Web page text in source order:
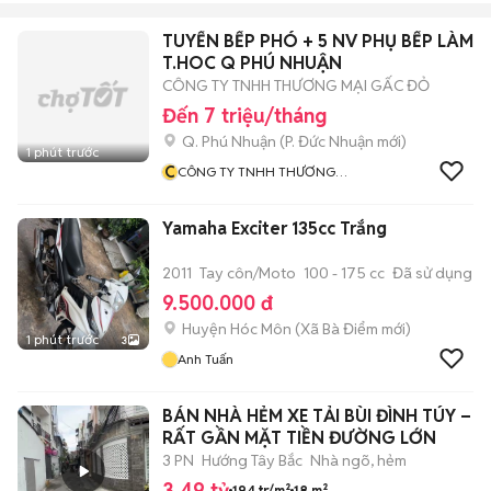
1 phút trước
TUYỂN BẾP PHÓ + 5 NV PHỤ BẾP LÀM
T.HOC Q PHÚ NHUẬN
CÔNG TY TNHH THƯƠNG MẠI GẤC ĐỎ
Đến 7 triệu/tháng
Q. Phú Nhuận (P. Đức Nhuận mới)
CCÔNG TY TNHH THƯƠNG
1 phút trước 3
Yamaha Exciter 135cc Trắng
2011 Tay côn/Moto 100 - 175 cc Đã sử dụng
9.500.000 đ
Huyện Hóc Môn (Xã Bà Điểm mới)
Anh Tuấn
BÁN NHÀ HẺM XE TẢI BÙI ĐÌNH TÚY –
RẤT GẦN MẶT TIỀN ĐƯỜNG LỚN
3 PN Hướng Tây Bắc Nhà ngõ, hẻm